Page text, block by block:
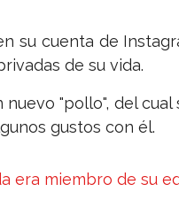
su cuenta de
de su vida.
"pollo", del cual
gustos con él.
era miembro de su